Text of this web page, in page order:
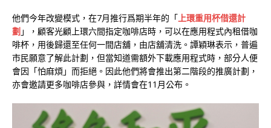
他們今年改變模式，在7月推行爲期半年的「上環重用杯借還計
劃 」，顧客光顧上環六間指定咖啡店時，可以在應用程式內租借咖
啡杯，用後歸還至任何一間店舖，由店舖清洗。譚穎琳表示，普遍
市民願意了解此計劃，但當知道需額外下載應用程式時，部分人便
會因「怕麻煩」而拒絕。因此他們將會推出第二階段的推廣計劃，
亦會邀請更多咖啡店參與，詳情會在11月公布。